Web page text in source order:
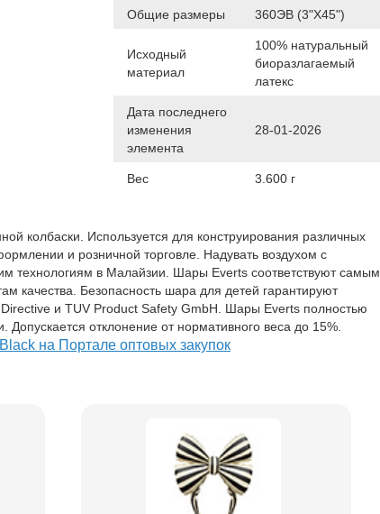
Общие размеры 360ЭВ (3"Х45")
Исходный
материал
100% натуральный
биоразлагаемый
латекс
Дата последнего
изменения
элемента
28-01-2026
Вес 3.600 г
колбаски. Используется для конструирования различных
и розничной торговле. Надувать воздухом с
технологиям в Малайзии. Шары Everts соответствуют самым
качества. Безопасность шара для детей гарантируют
и TUV Product Safety GmbH. Шары Everts полностью
отклонение от нормативного веса до 15%.
на Портале оптовых закупок